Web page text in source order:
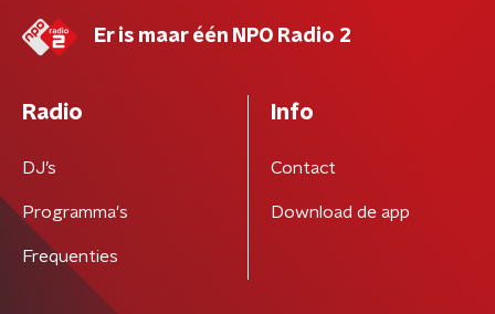
Er is maar één NPO Radio 2
Radio
DJ’s
Programma's
Frequenties
Info
Contact
Download de app